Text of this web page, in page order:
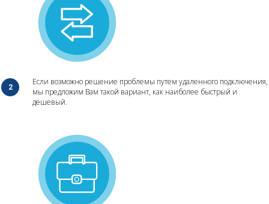
Если возможно решение проблемы путем удаленного подключения,
мы предложим Вам такой вариант, как наиболее быстрый и
дешевый.